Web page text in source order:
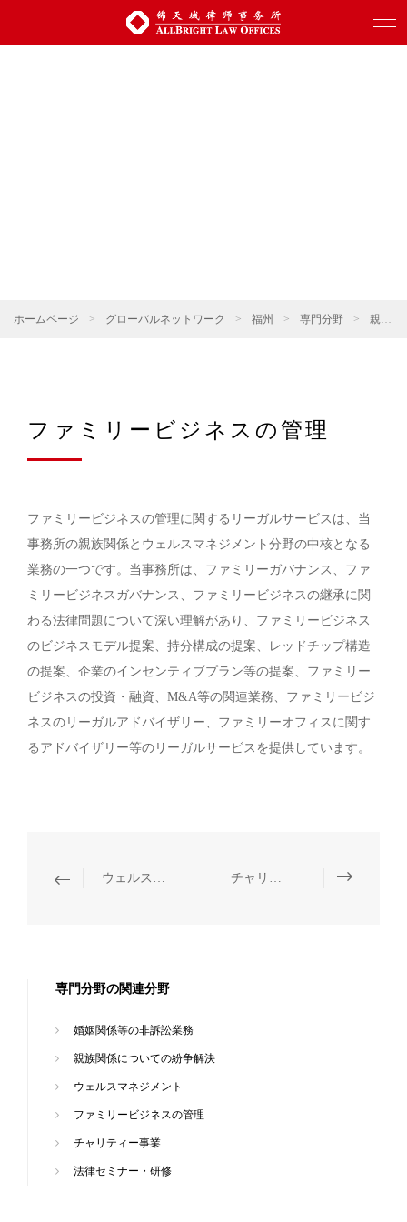
ホームページ > グローバルネットワーク > 福州 > 専門分野 > 親族関係・ウェルスマネジメント
ファミリービジネスの管理
ファミリービジネスの管理に関するリーガルサービスは、当
事務所の親族関係とウェルスマネジメント分野の中核となる
業務の一つです。当事務所は、ファミリーガバナンス、ファ
ミリービジネスガバナンス、ファミリービジネスの継承に関
わる法律問題について深い理解があり、ファミリービジネス
のビジネスモデル提案、持分構成の提案、レッドチップ構造
の提案、企業のインセンティブプラン等の提案、ファミリー
ビジネスの投資・融資、M&A等の関連業務、ファミリービジ
ネスのリーガルアドバイザリー、ファミリーオフィスに関す
るアドバイザリー等のリーガルサービスを提供しています。
ウェルスマネジメント チャリティー事業
専門分野の関連分野
婚姻関係等の非訴訟業務
親族関係についての紛争解決
ウェルスマネジメント
ファミリービジネスの管理
チャリティー事業
法律セミナー・研修